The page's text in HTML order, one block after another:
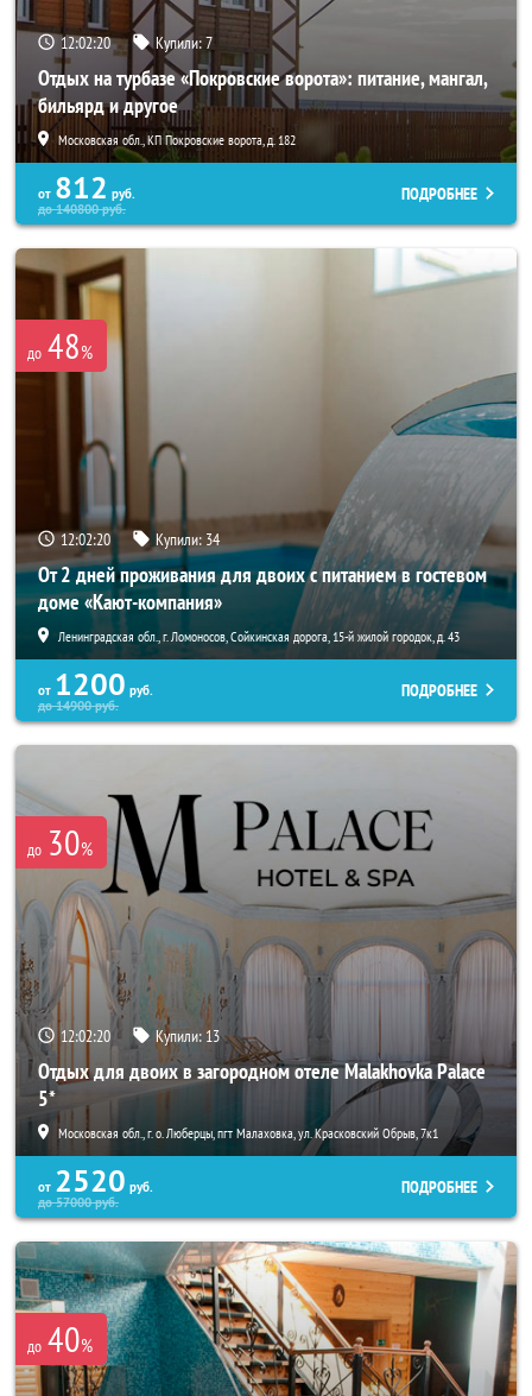
12:02:19 Купили:7
Отдых на турбазе «Покровские ворота»: питание, мангал,
бильярд и другое
Московская обл., КП Покровские ворота, д. 182
от 812 руб.
до140800руб.
ПОДРОБНЕЕ
до 48%
12:02:19 Купили: 34
От 2 дней проживания для двоих с питанием в гостевом
доме «Кают-компания»
Ленинградская обл., г. Ломоносов, Сойкинская дорога, 15-й жилой городок, д. 43
от 1200 руб.
до14900руб.
ПОДРОБНЕЕ
до 30%
12:02:19 Купили: 13
Отдых для двоих в загородном отеле Malakhovka Palace
5*
Московская обл., г. о. Люберцы, пгт Малаховка, ул. Красковский Обрыв, 7к1
от 2520 руб.
до57000руб.
ПОДРОБНЕЕ
до 40%